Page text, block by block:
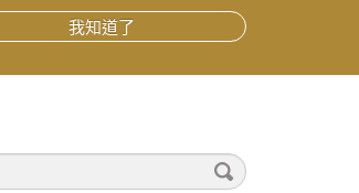
我知道了